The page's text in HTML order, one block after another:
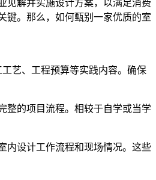
见解并实施设计方案，以满足消费
键。那么，如何甄别一家优质的室
艺、工程预算等实践内容。确保
整的项目流程。相较于自学或当学
内设计工作流程和现场情况。这些